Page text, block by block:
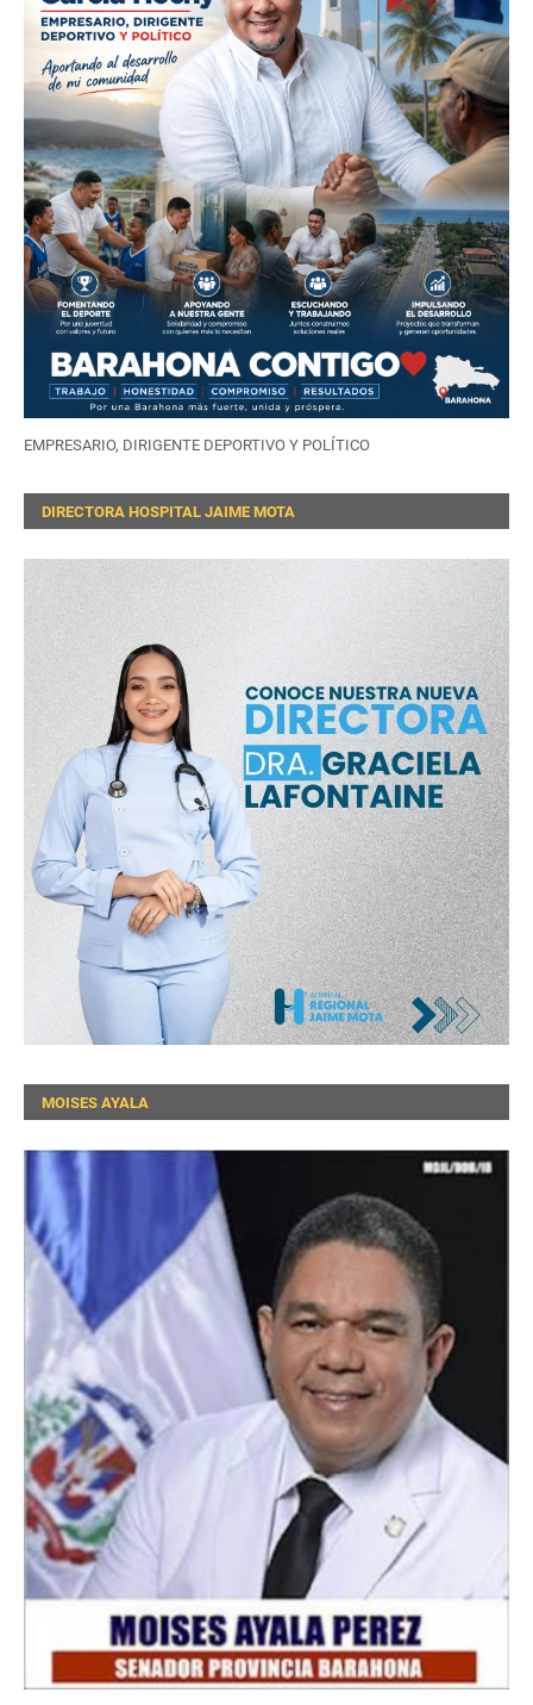
EMPRESARIO, DIRIGENTE DEPORTIVO Y POLÍTICO
DIRECTORA HOSPITAL JAIME MOTA
MOISES AYALA